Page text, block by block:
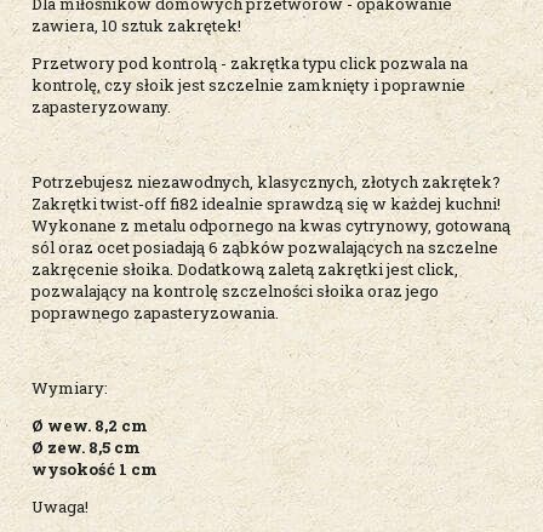
zawiera, 10 sztuk zakrętek!
Przetwory pod kontrolą - zakrętka typu click pozwala na
kontrolę, czy słoik jest szczelnie zamknięty i poprawnie
zapasteryzowany.
Potrzebujesz niezawodnych, klasycznych, złotych zakrętek?
Zakrętki twist-off fi82 idealnie sprawdzą się w każdej kuchni!
Wykonane z metalu odpornego na kwas cytrynowy, gotowaną
sól oraz ocet posiadają 6 ząbków pozwalających na szczelne
zakręcenie słoika. Dodatkową zaletą zakrętki jest click,
pozwalający na kontrolę szczelności słoika oraz jego
poprawnego zapasteryzowania.
Wymiary:
Ø wew. 8,2 cm
Ø zew. 8,5 cm
wysokość 1 cm
Uwaga!